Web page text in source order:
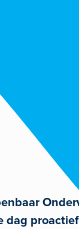
dag